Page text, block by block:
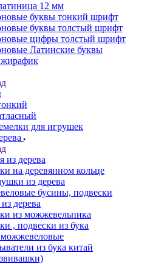
12 мм
буквы тонкий шрифт
буквы толстый шрифт
цифры толстый шрифт
Латинские буквы
для игрушек
из дерева
на деревянном кольце
из дерева
бусины, подвески
дерева
из можжевельника
, подвески из бука
из бука китай